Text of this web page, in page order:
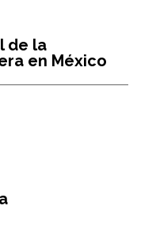
de la
en México